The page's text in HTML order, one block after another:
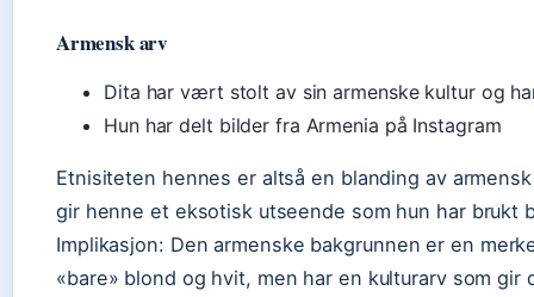
Armensk arv
Dita har vært stolt av sin armenske kultur og
Hun har delt bilder fra Armenia på Instagram
Etnisiteten hennes er altså en blanding av
gir henne et eksotisk utseende som hun har brukt
Implikasjon: Den armenske bakgrunnen er en
«bare» blond og hvit, men har en kulturarv som gir